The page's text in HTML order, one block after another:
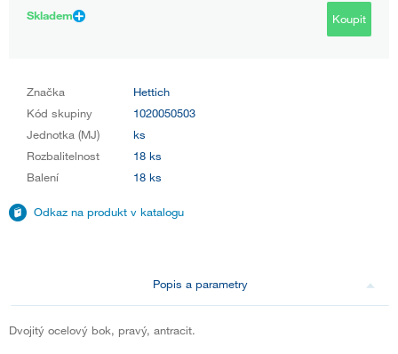
Skladem
Koupit
Značka
Hettich
Kód skupiny
1020050503
Jednotka (MJ)
ks
Rozbalitelnost
18 ks
Balení
18 ks
Odkaz na produkt v katalogu
Popis a parametry
Dvojitý ocelový bok, pravý, antracit.